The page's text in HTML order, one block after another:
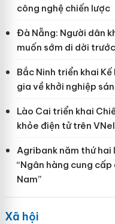
công nghệ chiến lược
Đà Nẵng: Người dân
muốn sớm di dời
Bắc Ninh triển khai
gia về khởi nghiệp
Lào Cai triển khai
khỏe điện tử trên
Agribank năm thứ hai
“Ngân hàng cung
Nam”
Xã hội